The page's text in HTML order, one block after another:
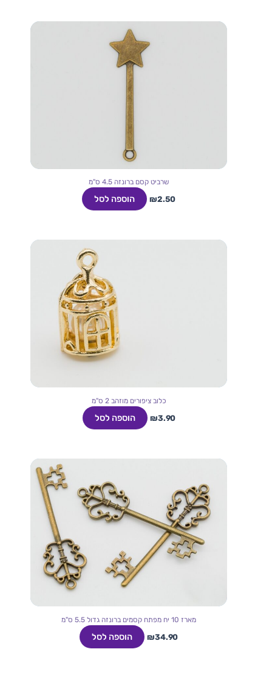
שרביט קסם ברונזה 4.5 ס"מ
₪2.50 הוספה לסל
כלוב ציפורים מוזהב 2 ס"מ
₪3.90 הוספה לסל
מארז 10 יח מפתח קסמים ברונזה גדול 5.5 ס"מ
₪34.90 הוספה לסל